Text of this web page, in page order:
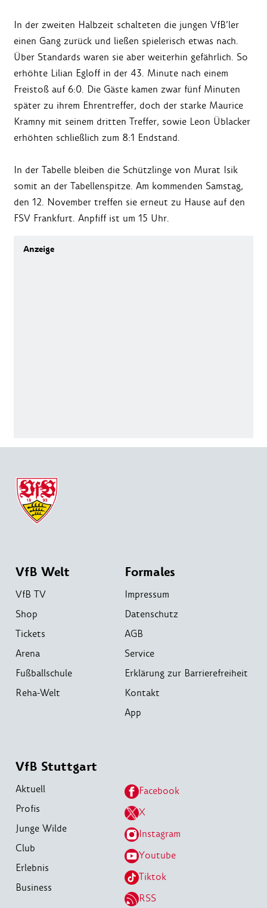
In der zweiten Halbzeit schalteten die jungen VfB’ler
einen Gang zurück und ließen spielerisch etwas nach.
Über Standards waren sie aber weiterhin gefährlich. So
erhöhte Lilian Egloff in der 43. Minute nach einem
Freistoß auf 6:0. Die Gäste kamen zwar fünf Minuten
später zu ihrem Ehrentreffer, doch der starke Maurice
Kramny mit seinem dritten Treffer, sowie Leon Üblacker
erhöhten schließlich zum 8:1 Endstand.
In der Tabelle bleiben die Schützlinge von Murat Isik
somit an der Tabellenspitze. Am kommenden Samstag,
den 12. November treffen sie erneut zu Hause auf den
FSV Frankfurt. Anpfiff ist um 15 Uhr.
VfB Welt
VfB TV
Shop
Tickets
Arena
Fußballschule
Reha-Welt
Formales
Impressum
Datenschutz
AGB
Service
Erklärung zur Barrierefreiheit
Kontakt
App
VfB Stuttgart
Aktuell
Profis
Junge Wilde
Club
Erlebnis
Business
Facebook
X
Instagram
Youtube
Tiktok
RSS